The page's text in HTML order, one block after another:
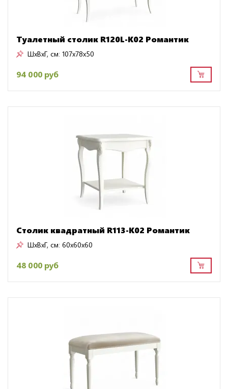
Туалетный столик R120L-K02 Романтик
ШxВxГ, см: 107x78x50
94 000 руб
Столик квадратный R113-K02 Романтик
ШxВxГ, см: 60x60x60
48 000 руб